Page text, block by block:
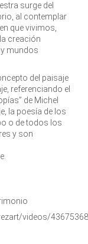
surge del
al contemplar
que vivimos,
creación
mundos
del paisaje
referenciando el
de Michel
la poesía de los
o de todos los
y son
videos/